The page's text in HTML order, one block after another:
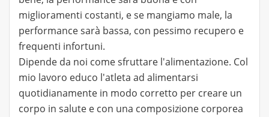
miglioramenti costanti, e se mangiamo male, la
performance sarà bassa, con pessimo recupero e
frequenti infortuni.
Dipende da noi come sfruttare l'alimentazione. Col
mio lavoro educo l'atleta ad alimentarsi
quotidianamente in modo corretto per creare un
corpo in salute e con una composizione corporea